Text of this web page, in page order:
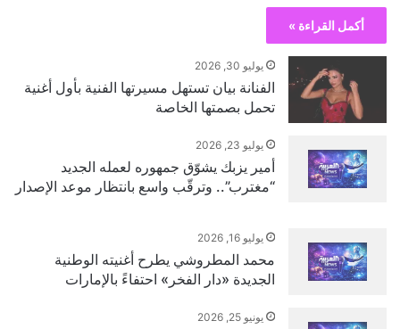
أكمل القراءة »
يوليو 30, 2026
الفنانة بيان تستهل مسيرتها الفنية بأول أغنية
تحمل بصمتها الخاصة
يوليو 23, 2026
أمير يزبك يشوّق جمهوره لعمله الجديد
“مغترب”.. وترقّب واسع بانتظار موعد الإصدار
يوليو 16, 2026
محمد المطروشي يطرح أغنيته الوطنية
الجديدة «دار الفخر» احتفاءً بالإمارات
يونيو 25, 2026